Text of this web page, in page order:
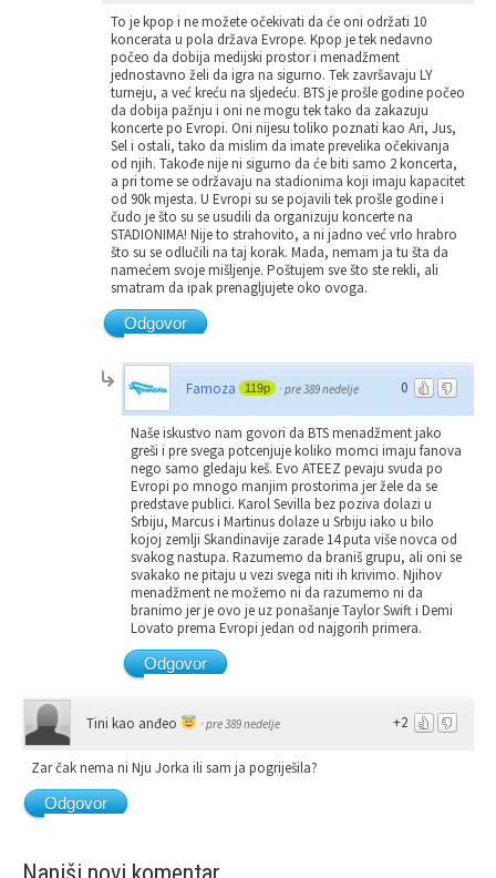
To je kpop i ne možete očekivati da će oni održati 10
koncerata u pola država Evrope. Kpop je tek nedavno
počeo da dobija medijski prostor i menadžment
jednostavno želi da igra na sigurno. Tek završavaju LY
turneju, a već kreću na sljedeću. BTS je prošle godine počeo
da dobija pažnju i oni ne mogu tek tako da zakazuju
koncerte po Evropi. Oni nijesu toliko poznati kao Ari, Jus,
Sel i ostali, tako da mislim da imate prevelika očekivanja
od njih. Takođe nije ni sigurno da će biti samo 2 koncerta,
a pri tome se održavaju na stadionima koji imaju kapacitet
od 90k mjesta. U Evropi su se pojavili tek prošle godine i
čudo je što su se usudili da organizuju koncerte na
STADIONIMA! Nije to strahovito, a ni jadno već vrlo hrabro
što su se odlučili na taj korak. Mada, nemam ja tu šta da
namećem svoje mišljenje. Poštujem sve što ste rekli, ali
smatram da ipak prenagljujete oko ovoga.
Odgovor
0
Famoza 119p · pre 389 nedelje
Naše iskustvo nam govori da BTS menadžment jako
greši i pre svega potcenjuje koliko momci imaju fanova
nego samo gledaju keš. Evo ATEEZ pevaju svuda po
Evropi po mnogo manjim prostorima jer žele da se
predstave publici. Karol Sevilla bez poziva dolazi u
Srbiju, Marcus i Martinus dolaze u Srbiju iako u bilo
kojoj zemlji Skandinavije zarade 14 puta više novca od
svakog nastupa. Razumemo da braniš grupu, ali oni se
svakako ne pitaju u vezi svega niti ih krivimo. Njihov
menadžment ne možemo ni da razumemo ni da
branimo jer je ovo je uz ponašanje Taylor Swift i Demi
Lovato prema Evropi jedan od najgorih primera.
Odgovor
+2
Tini kao anđeo · pre 389 nedelje
Zar čak nema ni Nju Jorka ili sam ja pogriješila?
Odgovor